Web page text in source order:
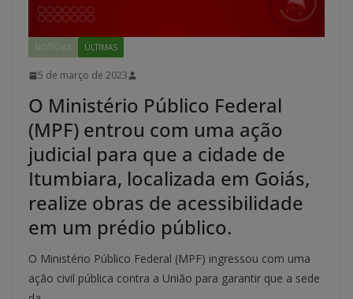
NOTÍCIAS ÚLTIMAS
5 de março de 2023
O Ministério Público Federal
(MPF) entrou com uma ação
judicial para que a cidade de
Itumbiara, localizada em Goiás,
realize obras de acessibilidade
em um prédio público.
O Ministério Público Federal (MPF) ingressou com uma
ação civil pública contra a União para garantir que a sede